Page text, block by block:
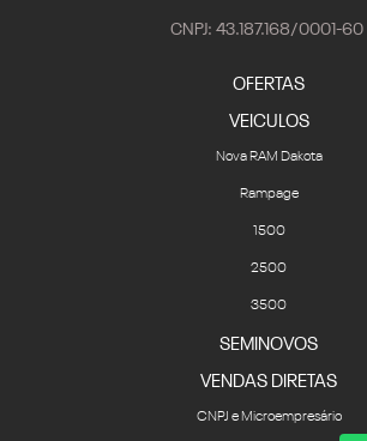
CNPJ: 43.187.168/0001-60
OFERTAS
VEICULOS
Nova RAM Dakota
Rampage
1500
2500
3500
SEMINOVOS
VENDAS DIRETAS
CNPJ e Microempresário